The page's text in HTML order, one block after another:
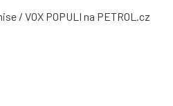
/ VOX POPULI na PETROL.cz